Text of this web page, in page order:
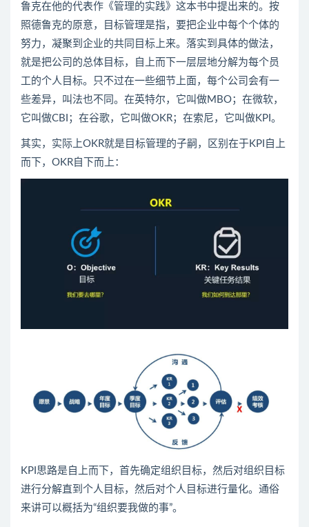
鲁克在他的代表作《管理的实践》这本书中提出来的。按
照德鲁克的原意，目标管理是指，要把企业中每个个体的
努力，凝聚到企业的共同目标上来。落实到具体的做法，
就是把公司的总体目标，自上而下一层层地分解为每个员
工的个人目标。只不过在一些细节上面，每个公司会有一
些差异，叫法也不同。在英特尔，它叫做MBO；在微软，
它叫做CBI；在谷歌，它叫做OKR；在索尼，它叫做KPI。
其实，实际上OKR就是目标管理的子嗣，区别在于KPI自上
而下，OKR自下而上：
KPI思路是自上而下，首先确定组织目标，然后对组织目标
进行分解直到个人目标，然后对个人目标进行量化。通俗
来讲可以概括为“组织要我做的事”。